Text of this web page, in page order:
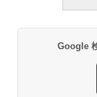
Google